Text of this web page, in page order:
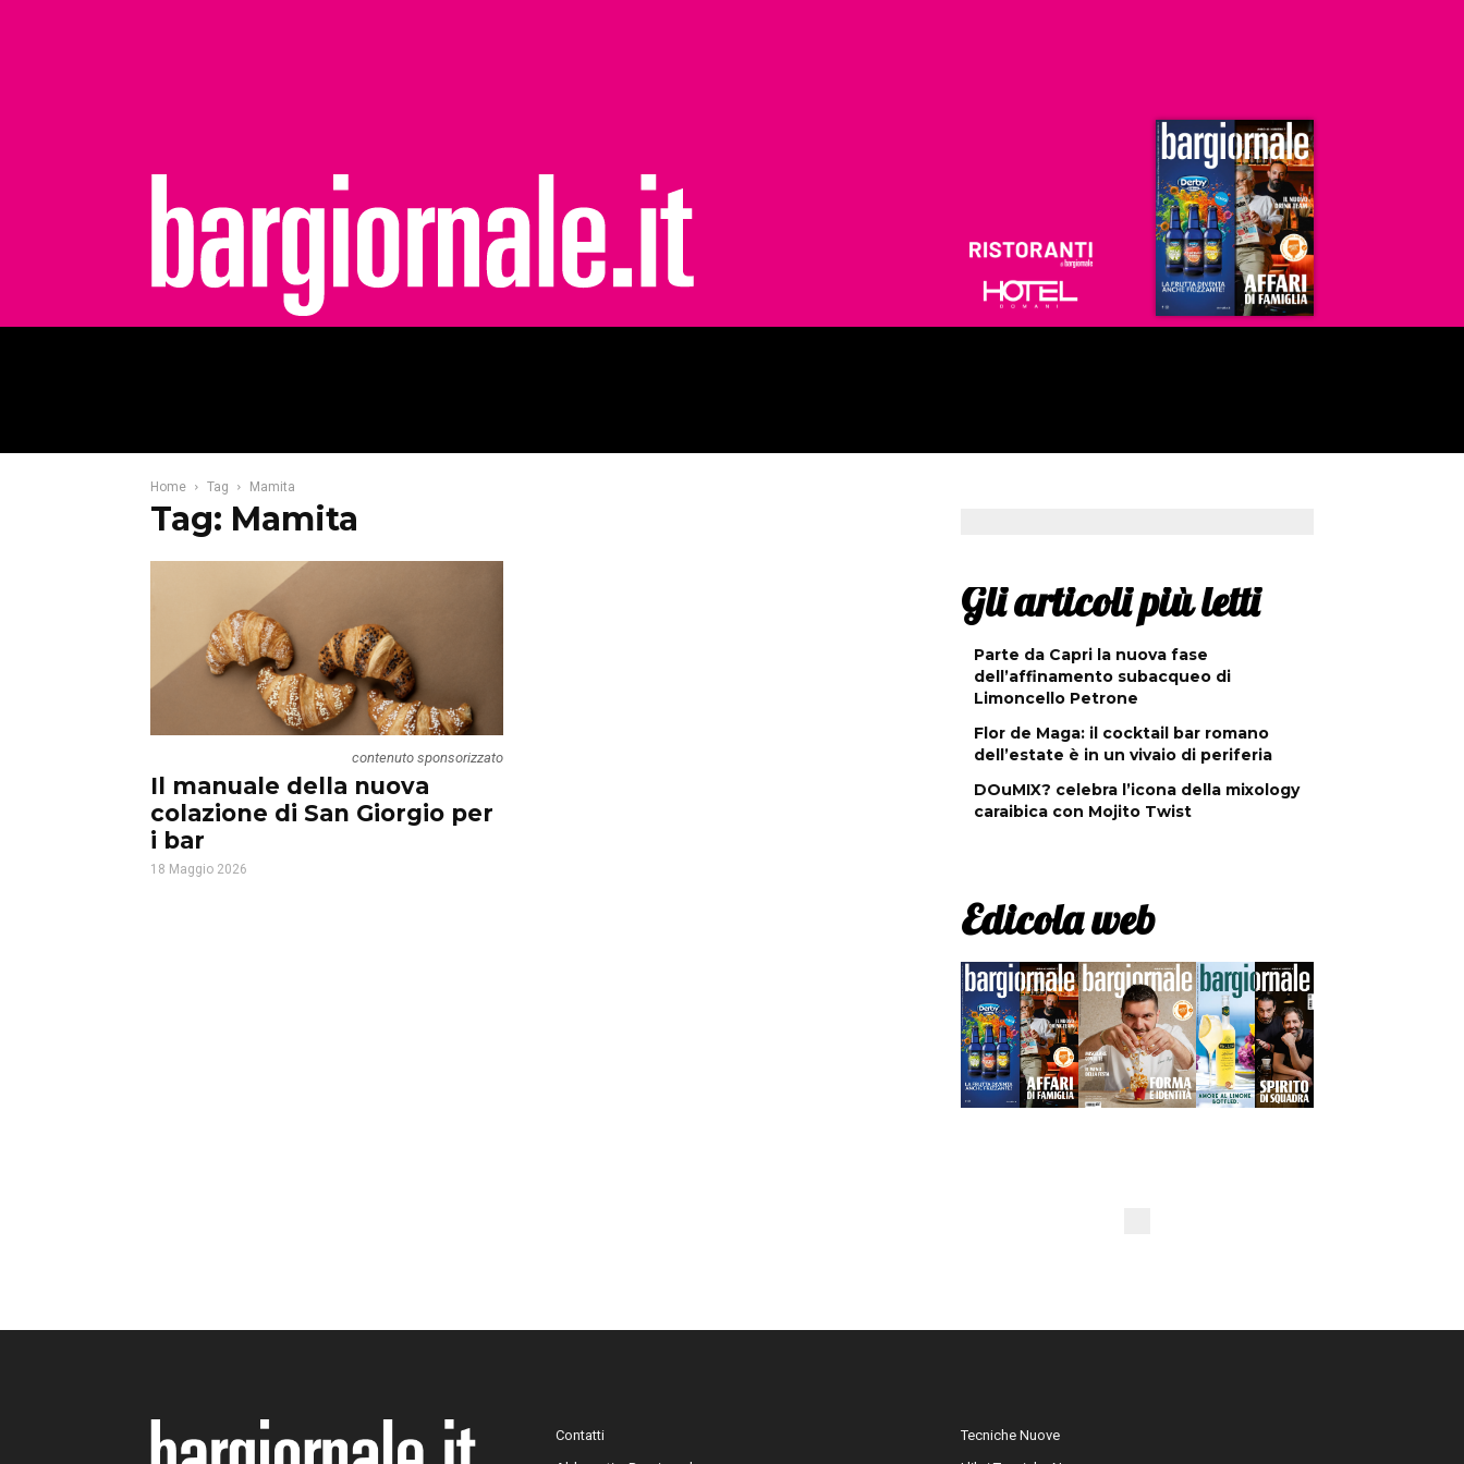
Ristoranti
Hoteldomani
Home Tag Mamita
Tag: Mamita
contenuto sponsorizzato
Il manuale della nuova
colazione di San Giorgio per
i bar
18 Maggio 2026
Gli articoli più letti
Parte da Capri la nuova fase
dell’affinamento subacqueo di
Limoncello Petrone
Flor de Maga: il cocktail bar romano
dell’estate è in un vivaio di periferia
DOuMIX? celebra l’icona della mixology
caraibica con Mojito Twist
Edicola web
Contatti
Tecniche Nuove